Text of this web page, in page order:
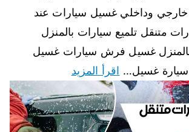
وداخلي غسيل سيارات عند
متنقل تلميع سيارات بالمنزل
غسيل فرش سيارات غسيل
غسيل… اقرأ المزيد